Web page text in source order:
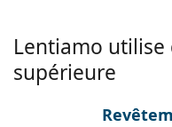
Lentiamo utilise
supérieure